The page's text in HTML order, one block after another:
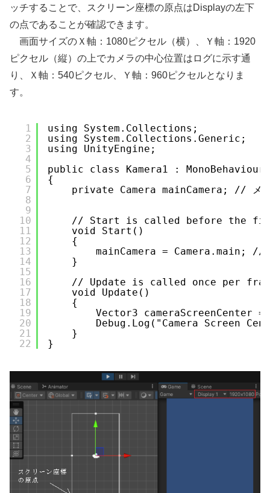
ッチすることで、スクリーン座標の原点はDisplayの左下
の点であることが確認できます。
画面サイズのＸ軸：1080ピクセル（横）、Ｙ軸：1920
ピクセル（縦）の上でカメラの中心位置はログに示す通
り、Ｘ軸：540ピクセル、Ｙ軸：960ピクセルとなりま
す。
1
2
3
4
5
6
7
8
9
10
11
12
13
14
15
16
17
18
19
20
21
22
using System.Collections;
using System.Collections.Generic;
using UnityEngine;
public class Kamera1 : MonoBehaviour
{
private Camera mainCamera; // メイ
// Start is called before the
void Start()
{
mainCamera = Camera.main; //
}
// Update is called once per
void Update()
{
Vector3 cameraScreenCenter
Debug.Log("Camera Screen
}
}